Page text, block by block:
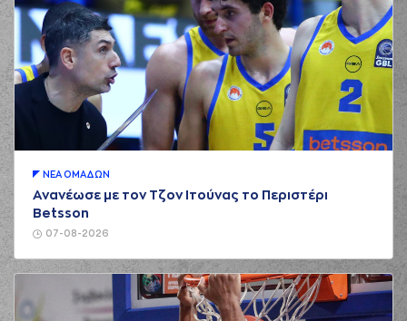
07-08-2026
ΝΕA ΟΜAΔΩΝ
Ανανέωσε με τον Τζον Ιτούνας το Περιστέρι
Betsson